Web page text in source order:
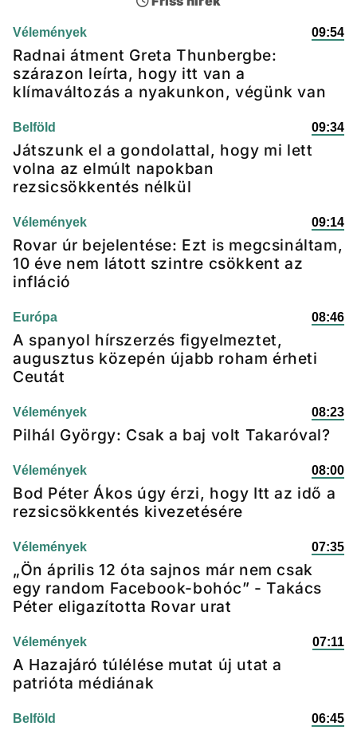
Vélemények 09:54
Radnai átment Greta Thunbergbe:
szárazon leírta, hogy itt van a
klímaváltozás a nyakunkon, végünk van
Belföld 09:34
Játszunk el a gondolattal, hogy mi lett
volna az elmúlt napokban
rezsicsökkentés nélkül
Vélemények 09:14
Rovar úr bejelentése: Ezt is megcsináltam,
10 éve nem látott szintre csökkent az
infláció
Európa 08:46
A spanyol hírszerzés figyelmeztet,
augusztus közepén újabb roham érheti
Ceutát
Vélemények 08:23
Pilhál György: Csak a baj volt Takaróval?
Vélemények 08:00
Bod Péter Ákos úgy érzi, hogy Itt az idő a
rezsicsökkentés kivezetésére
Vélemények 07:35
„Ön április 12 óta sajnos már nem csak
egy random Facebook-bohóc” - Takács
Péter eligazította Rovar urat
Vélemények 07:11
A Hazajáró túlélése mutat új utat a
patrióta médiának
Belföld 06:45